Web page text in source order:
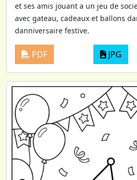
et ses amis jouant a un jeu de
avec gateau, cadeaux et ballons
danniversaire festive.
PDF JPG